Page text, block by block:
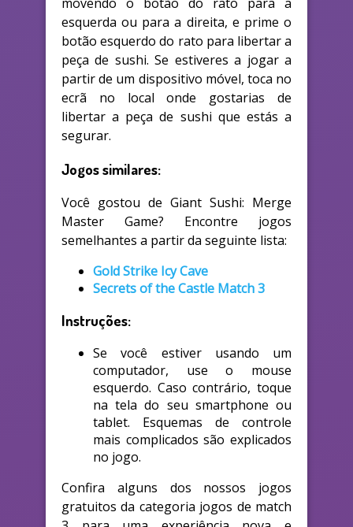
esquerda ou para a direita, e prime o
botão esquerdo do rato para libertar a
peça de sushi. Se estiveres a jogar a
partir de um dispositivo móvel, toca no
ecrã no local onde gostarias de
libertar a peça de sushi que estás a
segurar.
Jogos similares:
Você gostou de Giant Sushi: Merge
Master Game? Encontre jogos
semelhantes a partir da seguinte lista:
Gold Strike Icy Cave
Secrets of the Castle Match 3
Instruções:
Se você estiver usando um
computador, use o mouse
esquerdo. Caso contrário, toque
na tela do seu smartphone ou
tablet. Esquemas de controle
mais complicados são explicados
no jogo.
Confira alguns dos nossos jogos
gratuitos da categoria jogos de match